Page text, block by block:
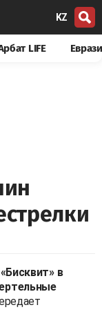
KZ
LIFE
в